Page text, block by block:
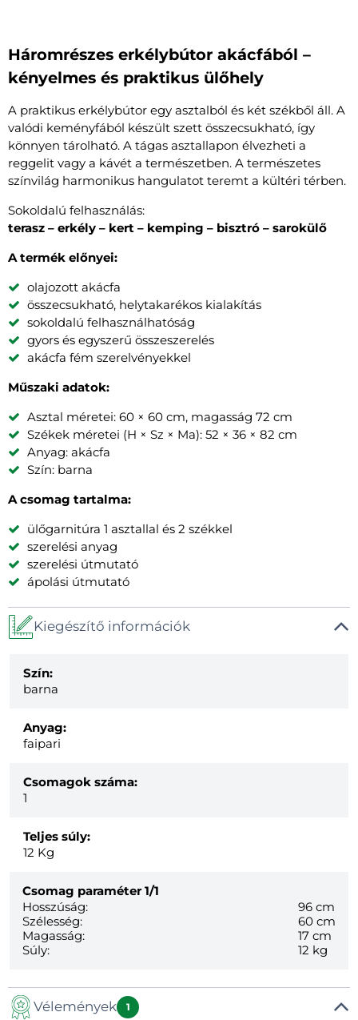
Háromrészes erkélybútor akácfából –
kényelmes és praktikus ülőhely
A praktikus erkélybútor egy asztalból és két székből áll. A
valódi keményfából készült szett összecsukható, így
könnyen tárolható. A tágas asztallapon élvezheti a
reggelit vagy a kávét a természetben. A természetes
színvilág harmonikus hangulatot teremt a kültéri térben.
Sokoldalú felhasználás:
terasz – erkély – kert – kemping – bisztró – sarokülő
A termék előnyei:
olajozott akácfa
összecsukható, helytakarékos kialakítás
sokoldalú felhasználhatóság
gyors és egyszerű összeszerelés
akácfa fém szerelvényekkel
Műszaki adatok:
Asztal méretei: 60 × 60 cm, magasság 72 cm
Székek méretei (H × Sz × Ma): 52 × 36 × 82 cm
Anyag: akácfa
Szín: barna
A csomag tartalma:
ülőgarnitúra 1 asztallal és 2 székkel
szerelési anyag
szerelési útmutató
ápolási útmutató
Kiegészítő információk
Szín:
barna
Anyag:
faipari
Csomagok száma:
1
Teljes súly:
12 Kg
Csomag paraméter 1/1
Hosszúság:
96 cm
Szélesség:
60 cm
Magasság:
17 cm
Súly:
12 kg
Vélemények 1